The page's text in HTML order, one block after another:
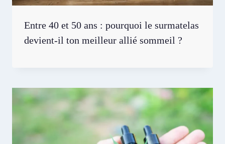
Entre 40 et 50 ans : pourquoi le surmatelas
devient-il ton meilleur allié sommeil ?